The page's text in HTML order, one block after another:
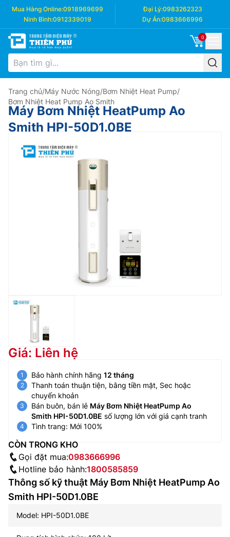
Mua Hàng Online:0918969699 Đại Lý:0983262323
Ninh Bình:0912339019 Dự Án:0983666996
0
Trang chủ/Máy Nước Nóng/Bơm Nhiệt Heat Pump/
Bơm Nhiệt Heat Pump Ao Smith
Máy Bơm Nhiệt HeatPump Ao
Smith HPI-50D1.0BE
Giá: Liên hệ
Bảo hành chính hãng 12 tháng
Thanh toán thuận tiện, bằng tiền mặt, Sec hoặc
chuyển khoản
Bán buôn, bán lẻ Máy Bơm Nhiệt HeatPump Ao
Smith HPI-50D1.0BE số lượng lớn với giá cạnh tranh
Tình trang: Mới 100%
CÒN TRONG KHO
Gọi đặt mua:0983666996
Hotline bảo hành:1800585859
Thông số kỹ thuật Máy Bơm Nhiệt HeatPump Ao
Smith HPI-50D1.0BE
Model: HPI-50D1.0BE